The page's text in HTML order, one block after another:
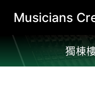
跳
主
要
內
Musicians
獨棟